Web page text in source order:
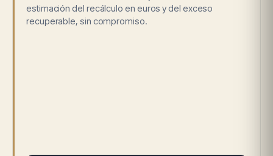
estimación del recálculo en euros y del exceso
recuperable, sin compromiso.